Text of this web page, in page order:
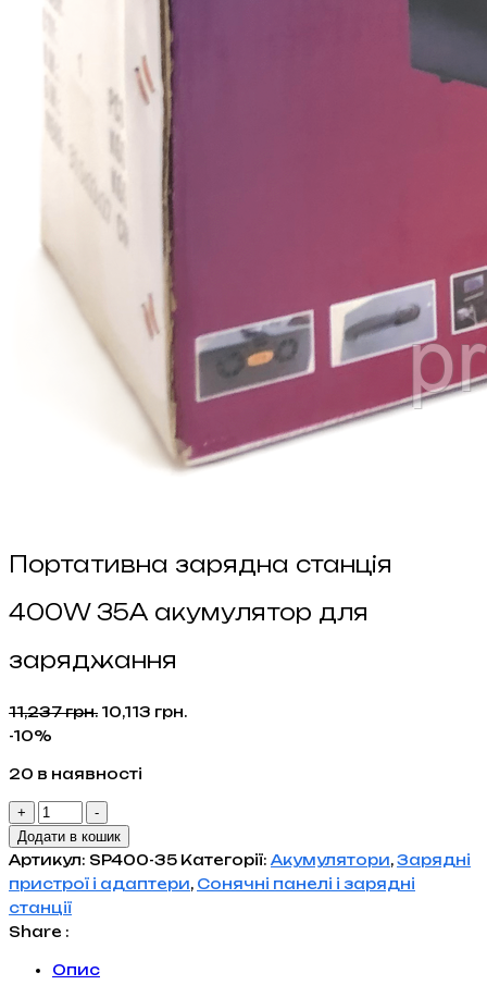
Портативна зарядна станція
400W 35A акумулятор для
заряджання
11,237грн. Оригінальна
10,113 грн.
-10%
20 в наявності
+
Портативна
зарядна
станція
400W
35A
акумулятор
заряджання
-
Додати в кошик
Артикул: SP400-35 Категорії: Акумулятори,Зарядні
пристрої і адаптери, Сонячні панелі і зарядні
станції
Share :
Опис